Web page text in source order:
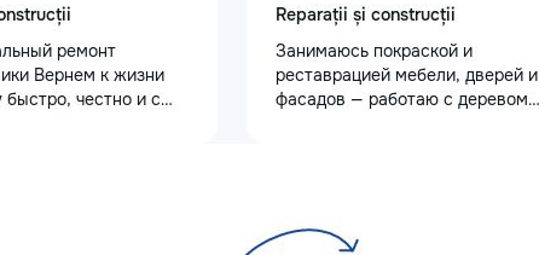
ремонт
Вернем к жизни
быстро, честно и с
Reparații și construcții
Занимаюсь покраской и
реставрацией мебели, дверей и
фасадов — работаю с деревом
кухонных фасадов, гардеробных,